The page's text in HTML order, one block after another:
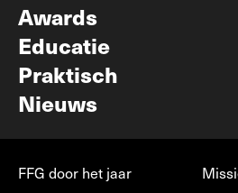
Awards
Educatie
Praktisch
Nieuws
FFG door het jaar